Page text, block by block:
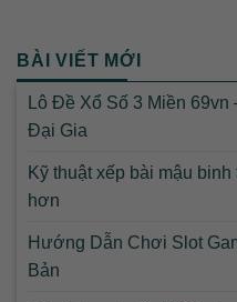
BÀI VIẾT MỚI
Lô Đề Xổ Số 3 Miền 69vn
Đại Gia
Kỹ thuật xếp bài mậu
hơn
Hướng Dẫn Chơi Slot
Bản